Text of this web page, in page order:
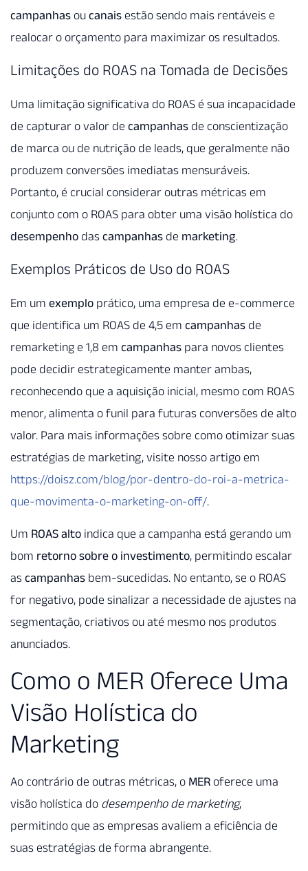
campanhas ou canais estão sendo mais rentáveis e
realocar o orçamento para maximizar os resultados.
Limitações do ROAS na Tomada de Decisões
Uma limitação significativa do ROAS é sua incapacidade
de capturar o valor de campanhas de conscientização
de marca ou de nutrição de leads, que geralmente não
produzem conversões imediatas mensuráveis.
Portanto, é crucial considerar outras métricas em
conjunto com o ROAS para obter uma visão holística do
desempenho das campanhas de marketing.
Exemplos Práticos de Uso do ROAS
Em um exemplo prático, uma empresa de e-commerce
que identifica um ROAS de 4,5 em campanhas de
remarketing e 1,8 em campanhas para novos clientes
pode decidir estrategicamente manter ambas,
reconhecendo que a aquisição inicial, mesmo com ROAS
menor, alimenta o funil para futuras conversões de alto
valor. Para mais informações sobre como otimizar suas
estratégias de marketing, visite nosso artigo em
https://doisz.com/blog/por-dentro-do-roi-a-metrica-
que-movimenta-o-marketing-on-off/.
Um ROAS alto indica que a campanha está gerando um
bom retorno sobre o investimento, permitindo escalar
as campanhas bem-sucedidas. No entanto, se o ROAS
for negativo, pode sinalizar a necessidade de ajustes na
segmentação, criativos ou até mesmo nos produtos
anunciados.
Como o MER Oferece Uma
Visão Holística do
Marketing
Ao contrário de outras métricas, o MER oferece uma
visão holística do desempenho de marketing,
permitindo que as empresas avaliem a eficiência de
suas estratégias de forma abrangente.